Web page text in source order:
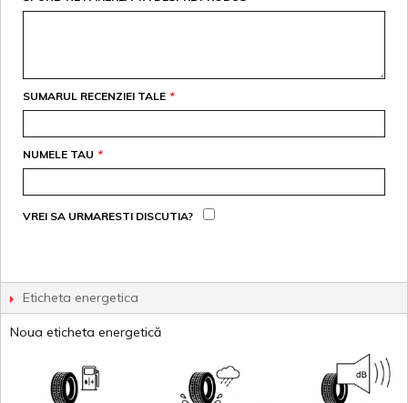
*
SUMARUL RECENZIEI TALE
*
NUMELE TAU
VREI SA URMARESTI DISCUTIA?
Eticheta energetica
Noua eticheta energetică